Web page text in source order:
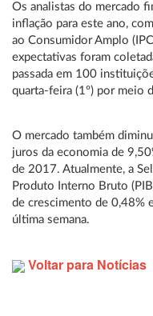
Os analistas do mercado
inflação para este ano,
ao Consumidor Amplo
expectativas foram
passada em 100
quarta-feira (1º) por meio
O mercado também
juros da economia de
de 2017. Atualmente, a
Produto Interno Bruto
de crescimento de 0,48%
última semana.
Voltar para Notícias